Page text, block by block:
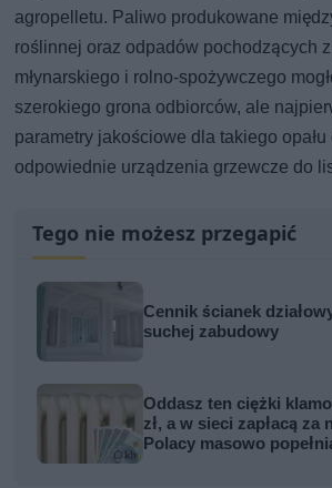
agropelletu. Paliwo produkowane
roślinnej oraz odpadów pochodzących z
młynarskiego i rolno-spożywczego
szerokiego grona odbiorców, ale
parametry jakościowe dla takiego
odpowiednie urządzenia grzewcze do
Tego nie możesz przegapić
Cennik ścianek
suchej zabudowy
Oddasz ten ciężki
zł, a w sieci zapłacą za
Polacy masowo